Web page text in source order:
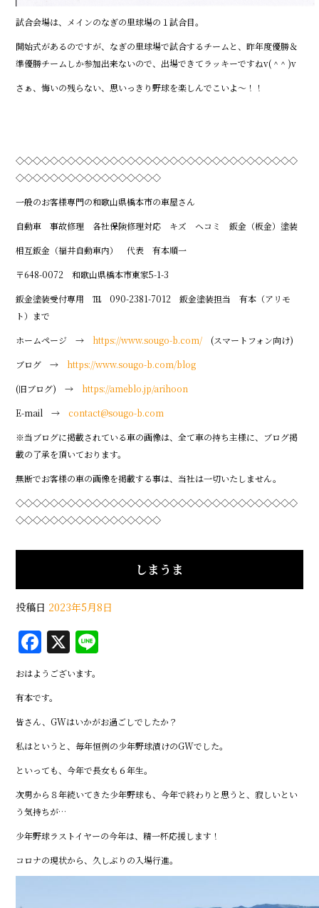
試合会場は、メインのなぎの里球場の１試合目。
開始式があるのですが、なぎの里球場で試合するチームと、昨年度優勝＆
準優勝チームしか参加出来ないので、出場できてラッキーですねv( ^ ^ )v
さぁ、悔いの残らない、思いっきり野球を楽しんでこいよ～！！
◇◇◇◇◇◇◇◇◇◇◇◇◇◇◇◇◇◇◇◇◇◇◇◇◇◇◇◇◇◇◇◇◇
◇◇◇◇◇◇◇◇◇◇◇◇◇◇◇◇◇
一般のお客様専門の和歌山県橋本市の車屋さん
自動車 事故修理 各社保険修理対応 キズ ヘコミ 鈑金（板金）塗装
相互鈑金（福井自動車内） 代表 有本順一
〒648-0072 和歌山県橋本市東家5-1-3
鈑金塗装受付専用 ℡ 090-2381-7012 鈑金塗装担当 有本（アリモ
ト）まで
ホームページ → https://www.sougo-b.com/ (スマートフォン向け)
ブログ → https://www.sougo-b.com/blog
(旧ブログ) → https://ameblo.jp/arihoon
E-mail →contact@sougo-b.com
※当ブログに掲載されている車の画像は、全て車の持ち主様に、ブログ掲
載の了承を頂いております。
無断でお客様の車の画像を掲載する事は、当社は一切いたしません。
◇◇◇◇◇◇◇◇◇◇◇◇◇◇◇◇◇◇◇◇◇◇◇◇◇◇◇◇◇◇◇◇◇
◇◇◇◇◇◇◇◇◇◇◇◇◇◇◇◇◇
しまうま
投稿日 2023年5月8日
F
a
c
e
b
o
o
k
X
おはようございます。
有本です。
皆さん、GWはいかがお過ごしでしたか？
私はというと、毎年恒例の少年野球漬けのGWでした。
といっても、今年で長女も６年生。
次男から８年続いてきた少年野球も、今年で終わりと思うと、寂しいとい
う気持ちが…
少年野球ラストイヤーの今年は、精一杯応援します！
コロナの現状から、久しぶりの入場行進。